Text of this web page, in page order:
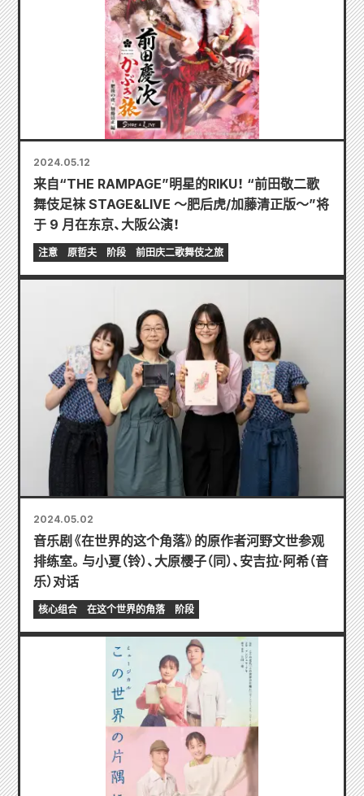
2024.05.12
来自“THE RAMPAGE”明星的RIKU！ “前田敬二歌
舞伎足袜 STAGE&LIVE ～肥后虎/加藤清正版～”将
于 9 月在东京、大阪公演！
注意 原哲夫 阶段 前田庆二歌舞伎之旅
2024.05.02
音乐剧《在世界的这个角落》的原作者河野文世参观
排练室。与小夏（铃）、大原樱子（同）、安吉拉·阿希（音
乐）对话
核心组合 在这个世界的角落 阶段